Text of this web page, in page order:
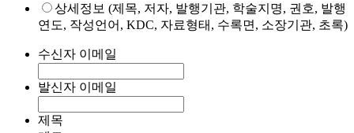
상세정보 (제목, 저자, 발행기관, 학술지명, 권호, 발행
연도, 작성언어, KDC, 자료형태, 수록면, 소장기관, 초록)
수신자 이메일
발신자 이메일
제목